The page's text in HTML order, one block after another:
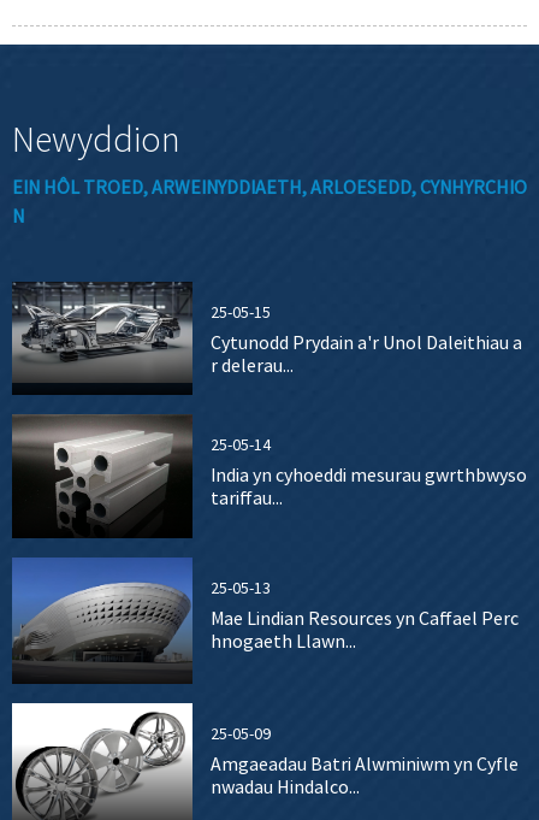
Newyddion
EIN HÔL TROED, ARWEINYDDIAETH, ARLOESEDD, CYNHYRCHIO
N
25-05-15
Cytunodd Prydain a'r Unol Daleithiau a
r delerau...
25-05-14
India yn cyhoeddi mesurau gwrthbwyso
tariffau...
25-05-13
Mae Lindian Resources yn Caffael Perc
hnogaeth Llawn...
25-05-09
Amgaeadau Batri Alwminiwm yn Cyfle
nwadau Hindalco...